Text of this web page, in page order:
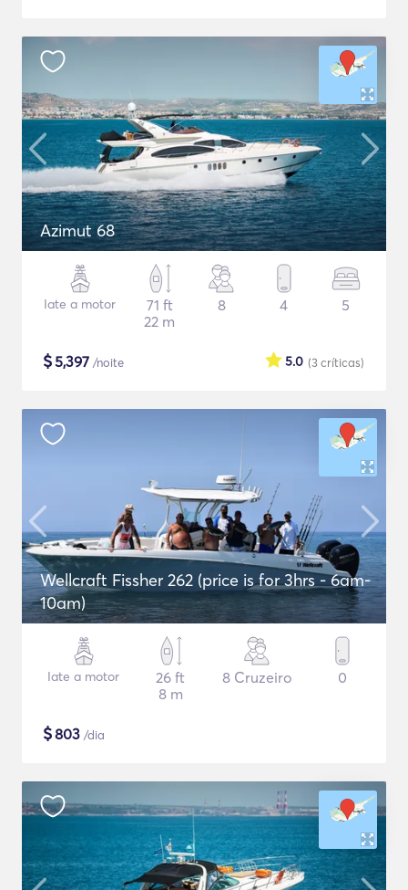
Azimut 68
Iate a motor
71 ft
22 m
8 4 5
$5,397 /noite (3críticas)
5.0
Wellcraft Fissher 262 (price is for 3hrs - 6am-
10am)
Iate a motor
26 ft
8 m
8 Cruzeiro 0
$803 /dia